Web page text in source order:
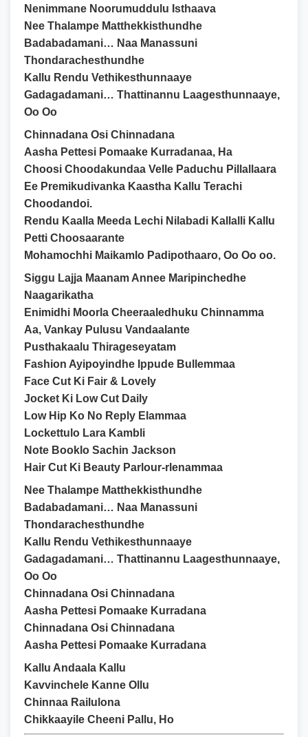
Nenimmane Noorumuddulu Isthaava
Nee Thalampe Matthekkisthundhe
Badabadamani… Naa Manassuni
Thondarachesthundhe
Kallu Rendu Vethikesthunnaaye
Gadagadamani… Thattinannu Laagesthunnaaye,
Oo Oo
Chinnadana Osi Chinnadana
Aasha Pettesi Pomaake Kurradanaa, Ha
Choosi Choodakundaa Velle Paduchu Pillallaara
Ee Premikudivanka Kaastha Kallu Terachi
Choodandoi.
Rendu Kaalla Meeda Lechi Nilabadi Kallalli Kallu
Petti Choosaarante
Mohamochhi Maikamlo Padipothaaro, Oo Oo oo.
Siggu Lajja Maanam Annee Maripinchedhe
Naagarikatha
Enimidhi Moorla Cheeraaledhuku Chinnamma
Aa, Vankay Pulusu Vandaalante
Pusthakaalu Thirageseyatam
Fashion Ayipoyindhe Ippude Bullemmaa
Face Cut Ki Fair & Lovely
Jocket Ki Low Cut Daily
Low Hip Ko No Reply Elammaa
Lockettulo Lara Kambli
Note Booklo Sachin Jackson
Hair Cut Ki Beauty Parlour-rlenammaa
Nee Thalampe Matthekkisthundhe
Badabadamani… Naa Manassuni
Thondarachesthundhe
Kallu Rendu Vethikesthunnaaye
Gadagadamani… Thattinannu Laagesthunnaaye,
Oo Oo
Chinnadana Osi Chinnadana
Aasha Pettesi Pomaake Kurradana
Chinnadana Osi Chinnadana
Aasha Pettesi Pomaake Kurradana
Kallu Andaala Kallu
Kavvinchele Kanne Ollu
Chinnaa Railulona
Chikkaayile Cheeni Pallu, Ho